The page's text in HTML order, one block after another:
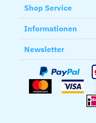
Shop Service
Informationen
Newsletter